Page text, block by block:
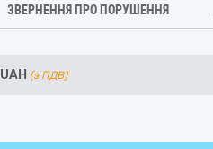
ЗВЕРНЕННЯ ПРО ПОРУШЕННЯ
UAH (з ПДВ)